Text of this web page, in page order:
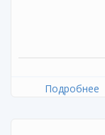
Подробнее